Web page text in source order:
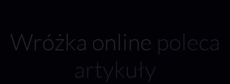
Wróżka online poleca
artykuły